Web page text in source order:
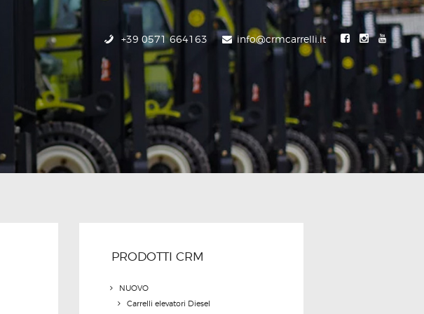
+39 0571 664163 info@crmcarrelli.it
PRODOTTI CRM
NUOVO
Carrelli elevatori Diesel